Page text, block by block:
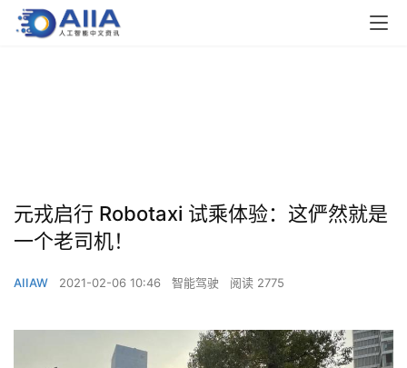
元戎启行 Robotaxi 试乘体验：这俨然就是
一个老司机！
AIIAW 2021-02-06 10:46 智能驾驶 阅读 2775